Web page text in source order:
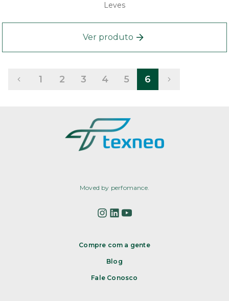
Leves
Ver produto
1 2 3 4 5 6
Moved by perfomance.
Compre com a gente
Blog
Fale Conosco